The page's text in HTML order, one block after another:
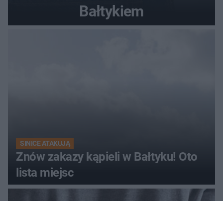
Bałtykiem
SINICE ATAKUJĄ
Znów zakazy kąpieli w Bałtyku! Oto
lista miejsc